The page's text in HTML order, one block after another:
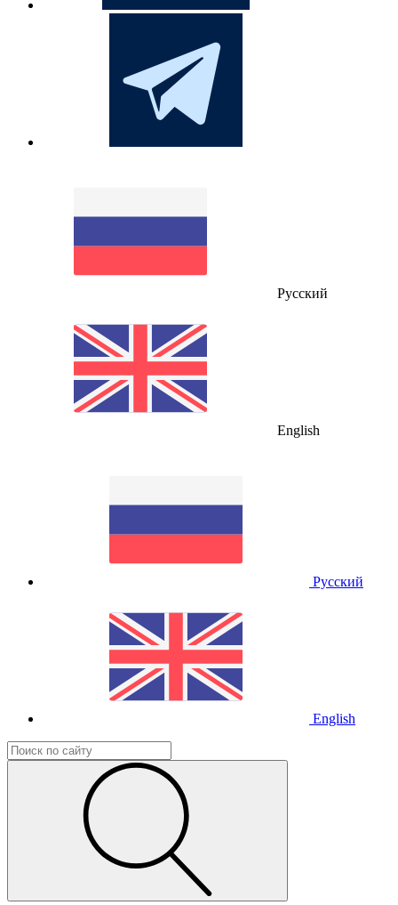
Русский
English
Русский
English